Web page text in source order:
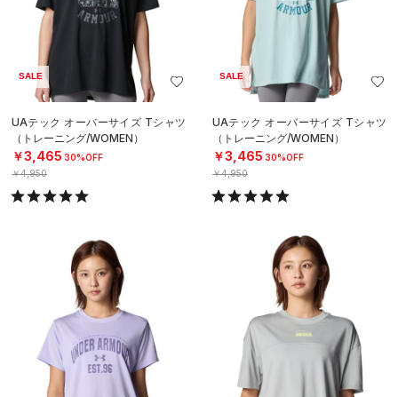
SALE
UAテック オーバーサイズ Tシャツ
（トレーニング/WOMEN）
￥3,465 30%OFF
￥4,950
SALE
UAテック オーバーサイズ Tシャツ
（トレーニング/WOMEN）
￥3,465 30%OFF
￥4,950